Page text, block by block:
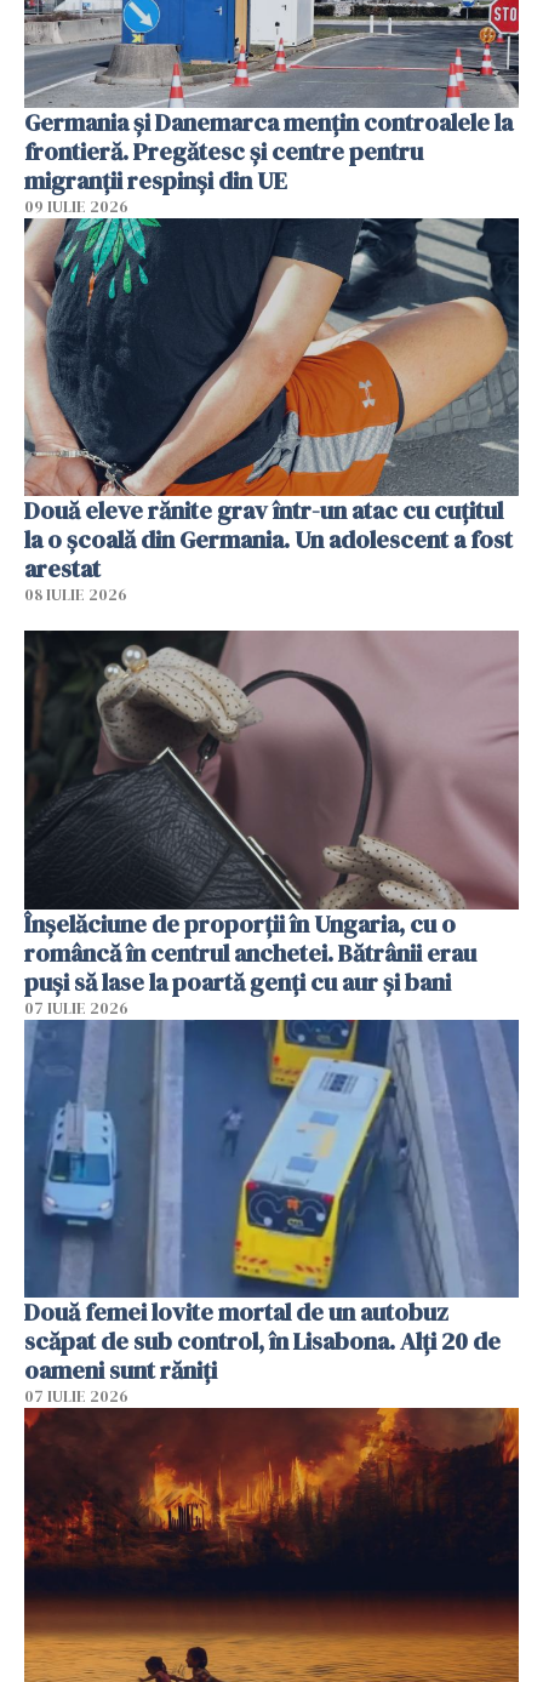
Germania și Danemarca mențin controalele la
frontieră. Pregătesc și centre pentru
migranții respinși din UE
09 IULIE 2026
Două eleve rănite grav într-un atac cu cuțitul
la o școală din Germania. Un adolescent a fost
arestat
08 IULIE 2026
Înșelăciune de proporții în Ungaria, cu o
româncă în centrul anchetei. Bătrânii erau
puși să lase la poartă genți cu aur și bani
07 IULIE 2026
Două femei lovite mortal de un autobuz
scăpat de sub control, în Lisabona. Alți 20 de
oameni sunt răniți
07 IULIE 2026